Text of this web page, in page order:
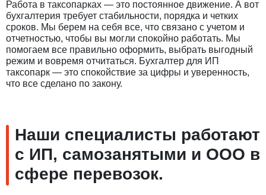
Работа в таксопарках — это постоянное движение. А вот
бухгалтерия требует стабильности, порядка и четких
сроков. Мы берем на себя все, что связано с учетом и
отчетностью, чтобы вы могли спокойно работать. Мы
помогаем все правильно оформить, выбрать выгодный
режим и вовремя отчитаться. Бухгалтер для ИП
таксопарк — это спокойствие за цифры и уверенность,
что все сделано по закону.
Наши специалисты работают
с ИП, самозанятыми и ООО в
сфере перевозок.